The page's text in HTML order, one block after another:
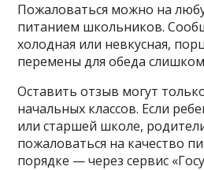
Пожаловаться можно на
питанием школьников.
холодная или невкусная,
перемены для обеда
Оставить отзыв могут
начальных классов. Если
или старшей школе,
пожаловаться на качество
порядке — через сервис